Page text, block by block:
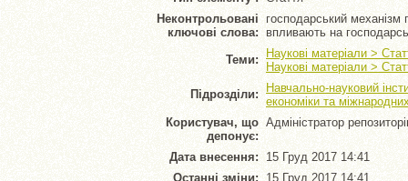
Неконтрольовані
ключові слова:
господарський механізм
впливають на
Теми:
Наукові матеріали >
Наукові матеріали >
Підрозділи:
Навчально-науковий
економіки та
Користувач, що
депонує:
Адміністратор
Дата внесення: 15 Груд 2017 14:41
Останні зміни: 15 Груд 2017 14:41